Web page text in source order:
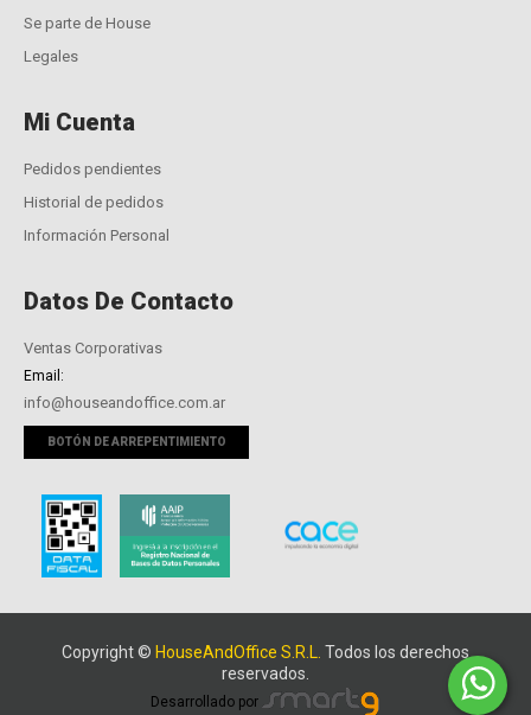
Se parte de House
Legales
Mi Cuenta
Pedidos pendientes
Historial de pedidos
Información Personal
Datos De Contacto
Ventas Corporativas
Email:
info@houseandoffice.com.ar
BOTÓN DE ARREPENTIMIENTO
Copyright © HouseAndOffice S.R.L.
Todos los derechos
reservados.
Desarrollado por